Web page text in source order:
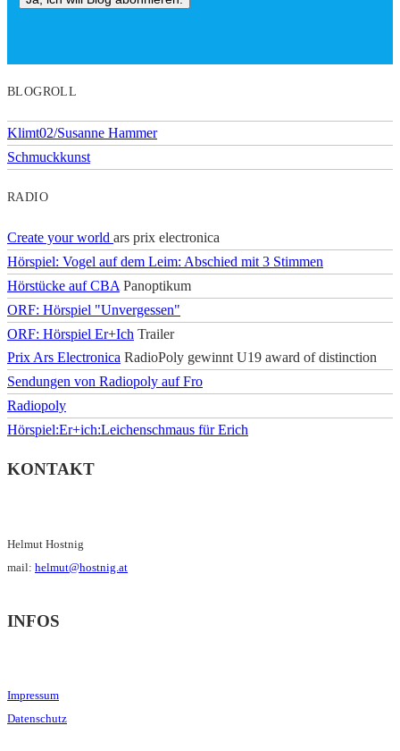
BLOGROLL
Klimt02/Susanne Hammer
Schmuckkunst
RADIO
Create your world ars prix electronica
Hörspiel: Vogel auf dem Leim: Abschied mit 3 Stimmen
Hörstücke auf CBA Panoptikum
ORF: Hörspiel "Unvergessen"
ORF: Hörspiel Er+Ich Trailer
Prix Ars Electronica RadioPoly gewinnt U19 award of distinction
Sendungen von Radiopoly auf Fro
Radiopoly
Hörspiel:Er+ich:Leichenschmaus für Erich
KONTAKT
Helmut Hostnig
mail: helmut@hostnig.at
INFOS
Impressum
Datenschutz